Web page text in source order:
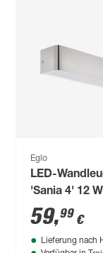
Eglo
LED-
'Sania 4' 12
lm warmweiß
8 x 9 cm
59,99 €
Lieferung nach